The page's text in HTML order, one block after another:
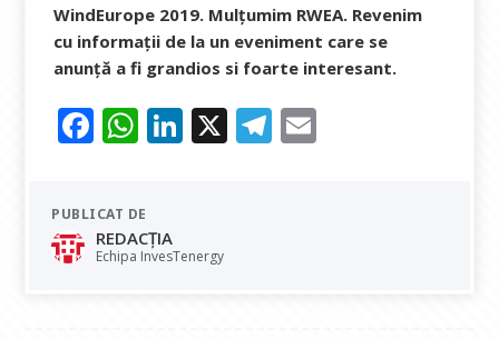
WindEurope 2019. Mulțumim RWEA. Revenim
cu informații de la un eveniment care se
anunță a fi grandios si foarte interesant.
F
e
b
o
W
at
s
A
Li
dI
X T
PUBLICAT DE
REDACȚIA
Echipa InvesTenergy